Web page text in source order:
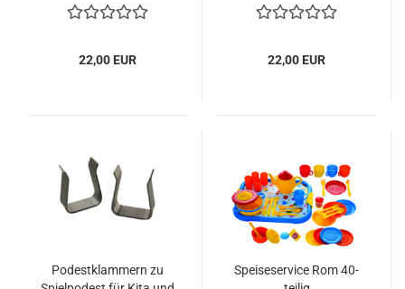
22,00 EUR 22,00 EUR
Podestklammern zu
Speiseservice Rom 40-